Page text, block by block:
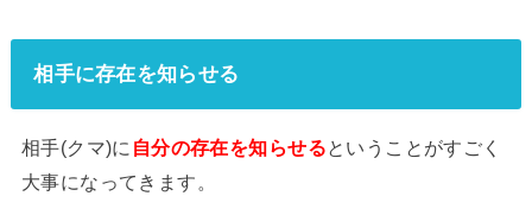
相手に存在を知らせる
相手(クマ)に 自分の存在を知らせる ということがすごく
大事になってきます。